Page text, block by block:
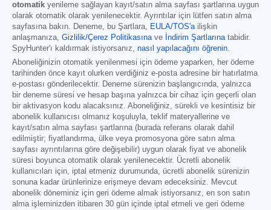
otomatik yenileme sağlayan kayıt/satın alma sayfası şartlarına uygun
olarak otomatik olarak yenilenecektir. Ayrıntılar için lütfen satın alma
sayfasına bakın. Deneme, bu Şartlara, EULA/TOS'ailişkin
anlaşmanıza, Gizlilik/Çerez Politikasınave İndirim Şartlarınatabidir.
SpyHunter'ı kaldırmak istiyorsanız, nasıl yapılacağını öğrenin.
Aboneliğinizin otomatik yenilenmesi için ödeme yaparken, her ödeme
tarihinden önce kayıt olurken verdiğiniz e-posta adresine bir hatırlatma
e-postası gönderilecektir. Deneme sürenizin başlangıcında, yalnızca
bir deneme süresi ve hesap başına yalnızca bir cihaz için geçerli olan
bir aktivasyon kodu alacaksınız. Aboneliğiniz, sürekli ve kesintisiz bir
abonelik kullanıcısı olmanız koşuluyla, teklif materyallerine ve
kayıt/satın alma sayfası şartlarına (burada referans olarak dahil
edilmiştir; fiyatlandırma, ülke veya promosyona göre satın alma
sayfası ayrıntılarına göre değişebilir) uygun olarak fiyat ve abonelik
süresi boyunca otomatik olarak yenilenecektir. Ücretli abonelik
kullanıcıları için, iptal etmeniz durumunda, ücretli abonelik sürenizin
sonuna kadar ürünlerinize erişmeye devam edeceksiniz. Mevcut
abonelik döneminiz için geri ödeme almak istiyorsanız, en son satın
alma işleminizden itibaren 30 gün içinde iptal etmeli ve geri ödeme